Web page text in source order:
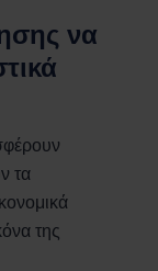
να
τα
της